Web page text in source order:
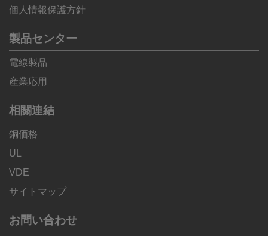
個人情報保護方針
製品センター
電線製品
産業応用
相關連結
銅価格
UL
VDE
サイトマップ
お問い合わせ